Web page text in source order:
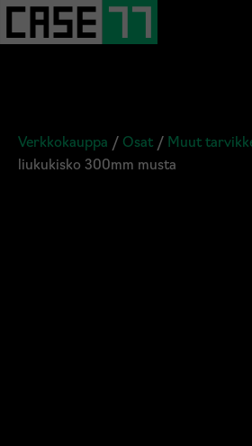
Verkkokauppa / Osat / Muut
liukukisko 300mm musta